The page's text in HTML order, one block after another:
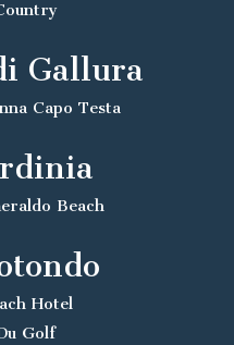
Gallura
Capo Testa
Beach
Hotel
Golf